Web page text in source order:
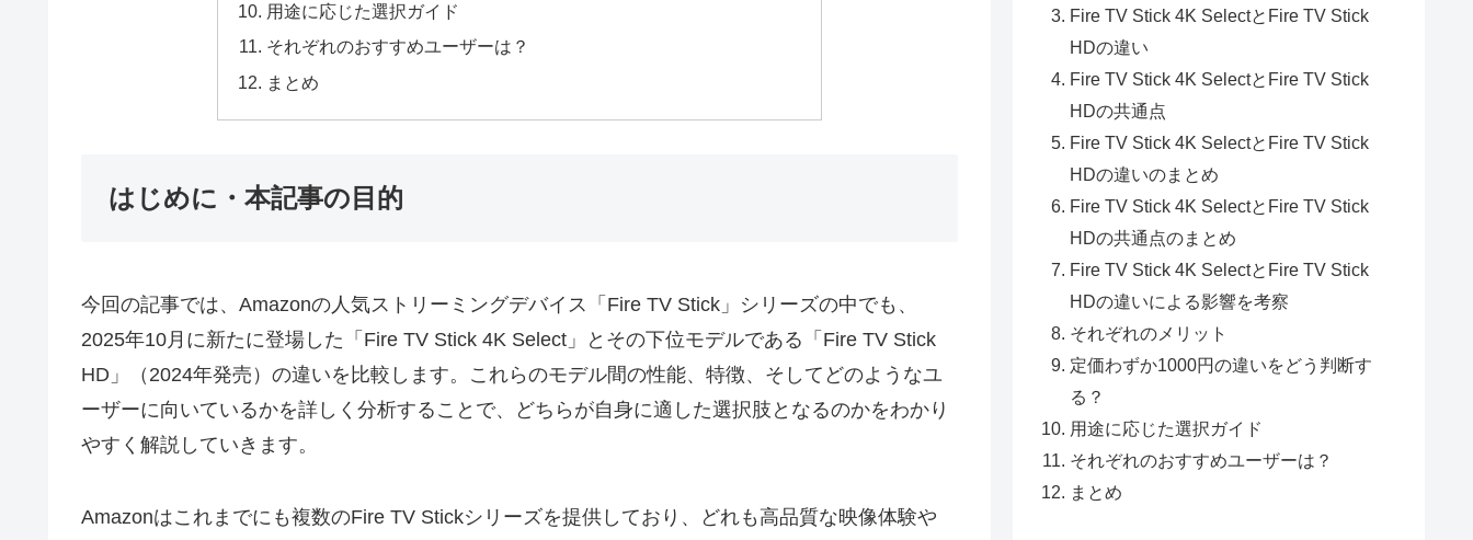
用途に応じた選択ガイド
それぞれのおすすめユーザーは？
まとめ
はじめに・本記事の目的
今回の記事では、Amazonの人気ストリーミングデバイス「Fire TV Stick」シリーズの中でも、
2025年10月に新たに登場した「Fire TV Stick 4K Select」とその下位モデルである「Fire TV Stick
HD」（2024年発売）の違いを比較します。これらのモデル間の性能、特徴、そしてどのようなユ
ーザーに向いているかを詳しく分析することで、どちらが自身に適した選択肢となるのかをわかり
やすく解説していきます。
Amazonはこれまでにも複数のFire TV Stickシリーズを提供しており、どれも高品質な映像体験や
Fire TV Stick 4K SelectとFire TV Stick
HDの違い
Fire TV Stick 4K SelectとFire TV Stick
HDの共通点
Fire TV Stick 4K SelectとFire TV Stick
HDの違いのまとめ
Fire TV Stick 4K SelectとFire TV Stick
HDの共通点のまとめ
Fire TV Stick 4K SelectとFire TV Stick
HDの違いによる影響を考察
それぞれのメリット
定価わずか1000円の違いをどう判断す
る？
用途に応じた選択ガイド
それぞれのおすすめユーザーは？
まとめ